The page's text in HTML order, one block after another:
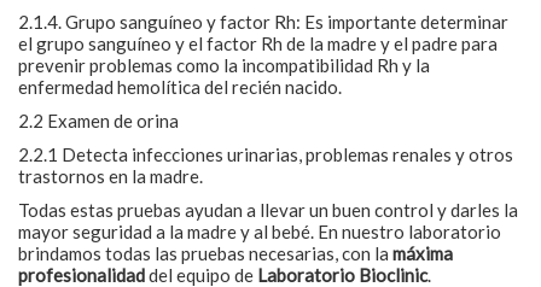
2.1.4. Grupo sanguíneo y factor Rh: Es importante determinar
el grupo sanguíneo y el factor Rh de la madre y el padre para
prevenir problemas como la incompatibilidad Rh y la
enfermedad hemolítica del recién nacido.
2.2 Examen de orina
2.2.1 Detecta infecciones urinarias, problemas renales y otros
trastornos en la madre.
Todas estas pruebas ayudan a llevar un buen control y darles la
mayor seguridad a la madre y al bebé. En nuestro laboratorio
brindamos todas las pruebas necesarias, con la máxima
profesionalidaddel equipo de Laboratorio Bioclinic.